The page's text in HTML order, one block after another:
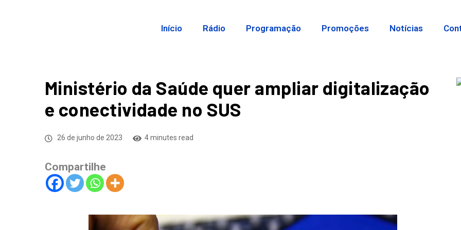
Início Rádio Programação Promoções Notícias
Ministério da Saúde quer ampliar digitalização
e conectividade no SUS
26 de junho de 2023 4 minutes read
Compartilhe